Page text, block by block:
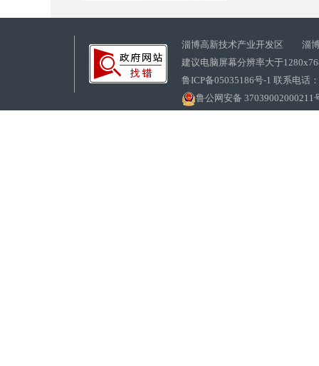
淄博高新技术产业开发区 淄博
建议电脑屏幕分辨率大于
鲁ICP备05035186号-1 联系电话
鲁公网安备 37039002000211